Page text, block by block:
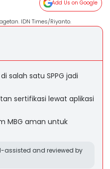
Add Us on Google
IDN Times/Riyanto.
salah satu SPPG jadi
sertifikasi lewat aplikasi
MBG aman untuk
assisted and reviewed by